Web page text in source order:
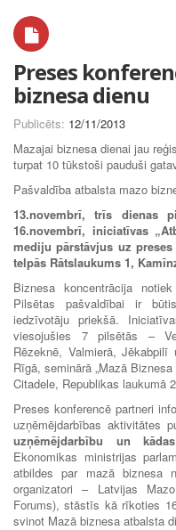
Preses
biznesa dienu
Publicēts: 12/11/2013
Mazajai biznesa dienai jau
turpat 10 tūkstoši pauduši
Pašvaldība atbalsta mazo
13.novembrī, trīs dienas
16.novembrī, iniciatīvas
mediju pārstāvjus uz
telpās Rātslaukums 1,
Biznesa koncentrācija
Pilsētas pašvaldībai ir
iedzīvotāju priekšā.
viesojušies 7 pilsētās –
Rēzeknē, Valmierā,
Rīgā, seminārā „Mazā
Citadele, Republikas laukumā
Preses konferencē partneri
uzņēmējdarbības aktivitātes
uzņēmējdarbību un
Ekonomikas ministrijas
atbildes par mazā biznesa
organizatori – Latvijas
Forums), stāstīs kā rīkoties
svinot Mazā biznesa atbalsta